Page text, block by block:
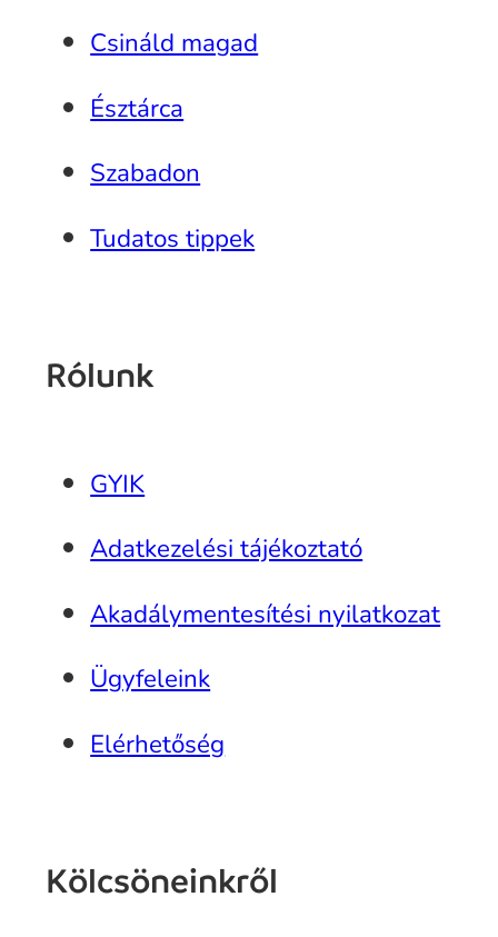
Csináld magad
Észtárca
Szabadon
Tudatos tippek
Rólunk
GYIK
Adatkezelési tájékoztató
Akadálymentesítési nyilatkozat
Ügyfeleink
Elérhetőség
Kölcsöneinkről